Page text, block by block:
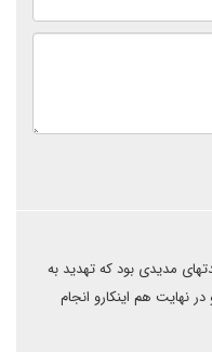
مدیدی بود که تهدید به
نهایت هم اینکارو انجام